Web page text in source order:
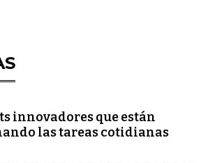
innovadores que están
las tareas cotidianas